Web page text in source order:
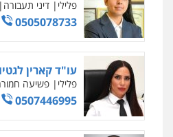
עו"ד אסף גונן
פלילי פשע חמור
וחקירות
0542255161
גל דהן – משרד
פלילי פשיעה
וחקירות